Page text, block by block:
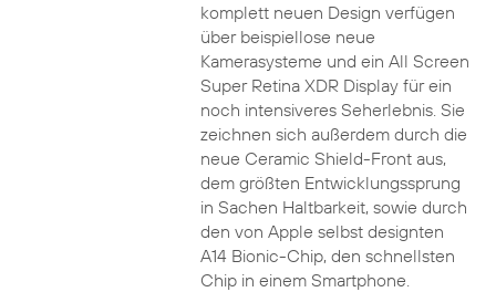
komplett neuen Design verfügen
über beispiellose neue
Kamerasysteme und ein All Screen
Super Retina XDR Display für ein
noch intensiveres Seherlebnis. Sie
zeichnen sich außerdem durch die
neue Ceramic Shield-Front aus,
dem größten Entwicklungssprung
in Sachen Haltbarkeit, sowie durch
den von Apple selbst designten
A14 Bionic-Chip, den schnellsten
Chip in einem Smartphone.